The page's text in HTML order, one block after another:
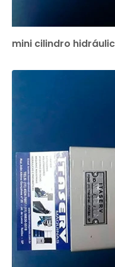
mini cilindro